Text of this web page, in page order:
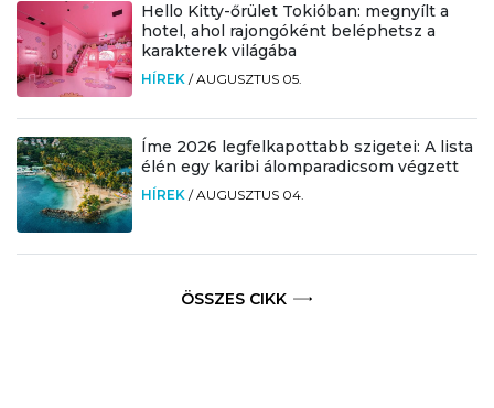
Hello Kitty-őrület Tokióban: megnyílt a
hotel, ahol rajongóként beléphetsz a
karakterek világába
HÍREK /AUGUSZTUS 05.
Íme 2026 legfelkapottabb szigetei: A lista
élén egy karibi álomparadicsom végzett
HÍREK /AUGUSZTUS 04.
ÖSSZES CIKK